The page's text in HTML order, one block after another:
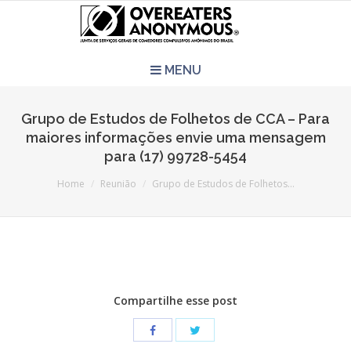
MENU
REUNIÕES
QUEM SOMOS
Grupo de Estudos de Folhetos de CCA – Para
maiores informações envie uma mensagem
para (17) 99728-5454
You are here:
Home Reunião Grupo de Estudos de Folhetos…
Compartilhe esse post